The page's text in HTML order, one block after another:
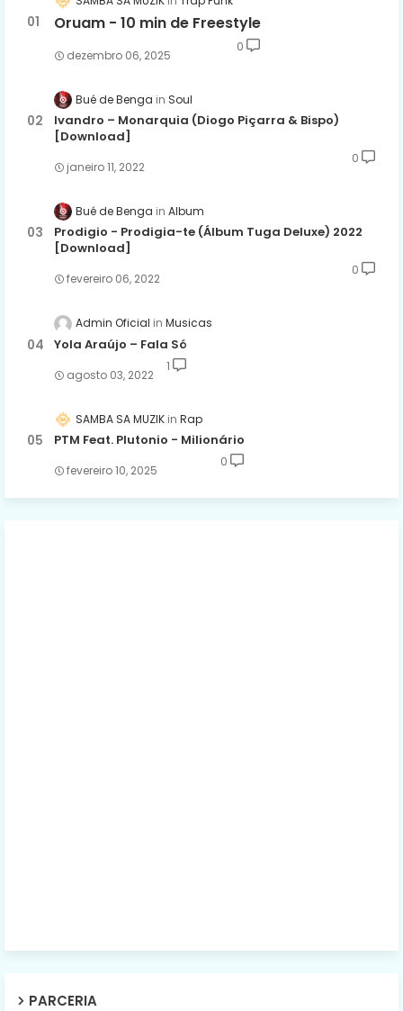
Oruam - 10 min de Freestyle
dezembro 06, 2025
0
Bué de Benga Soul
Ivandro – Monarquia (Diogo Piçarra & Bispo)
[Download]
janeiro 11, 2022
0
Bué de Benga Album
Prodigio - Prodigia-te (Álbum Tuga Deluxe) 2022
[Download]
fevereiro 06, 2022
0
Admin Oficial Musicas
Yola Araújo – Fala Só
agosto 03, 2022
1
SAMBA SA MUZIK Rap
PTM Feat. Plutonio - Milionário
fevereiro 10, 2025
0
PARCERIA